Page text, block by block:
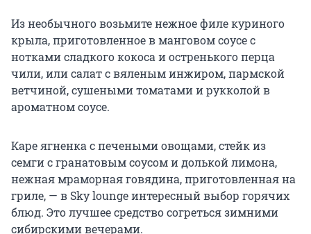
Из необычного возьмите нежное филе куриного
крыла, приготовленное в манговом соусе с
нотками сладкого кокоса и остренького перца
чили, или салат с вяленым инжиром, пармской
ветчиной, сушеными томатами и рукколой в
ароматном соусе.
Каре ягненка с печеными овощами, стейк из
семги с гранатовым соусом и долькой лимона,
нежная мраморная говядина, приготовленная на
гриле, — в Sky lounge интересный выбор горячих
блюд. Это лучшее средство согреться зимними
сибирскими вечерами.